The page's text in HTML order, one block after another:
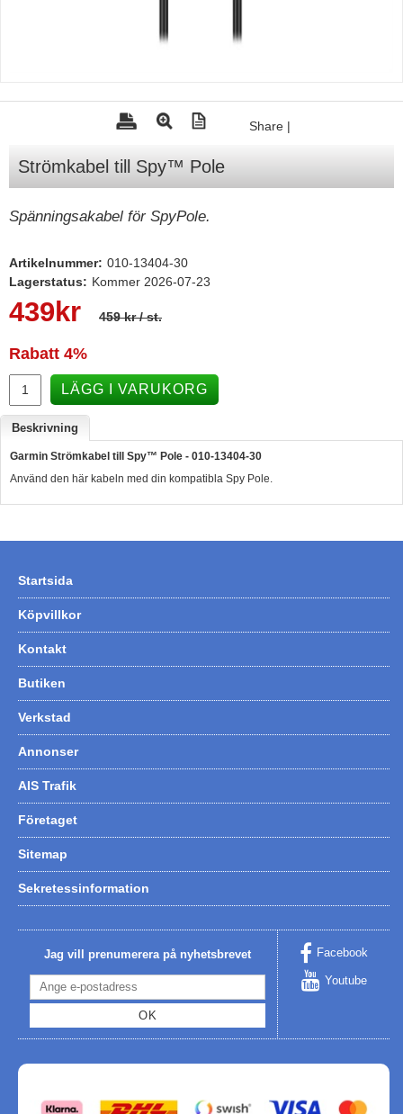
Mercury Servicedelar
Lowrance
Humminbird
B&G
Båttillbehör
Varta - Batterier
Victron - Batteriladdare
CTEK - Batteriladdare
Webasto - Dieselvärmare
Kamasa Tools - Verktyg
Thule - Takboxar
Thule - Lasthållare
Begagnade Motorer & Båtar
Share |
Strömkabel till Spy™ Pole
Spänningsakabel för SpyPole.
Artikelnummer: 010-13404-30
Lagerstatus: Kommer 2026-07-23
439 kr 459 kr/ st.
Rabatt 4%
LÄGG I VARUKORG
Beskrivning
Garmin Strömkabel till Spy™ Pole - 010-13404-30
Använd den här kabeln med din kompatibla Spy Pole.
Startsida
Köpvillkor
Kontakt
Butiken
Verkstad
Annonser
AIS Trafik
Företaget
Sitemap
Sekretessinformation
Jag vill prenumerera på nyhetsbrevet
OK
Facebook
Youtube